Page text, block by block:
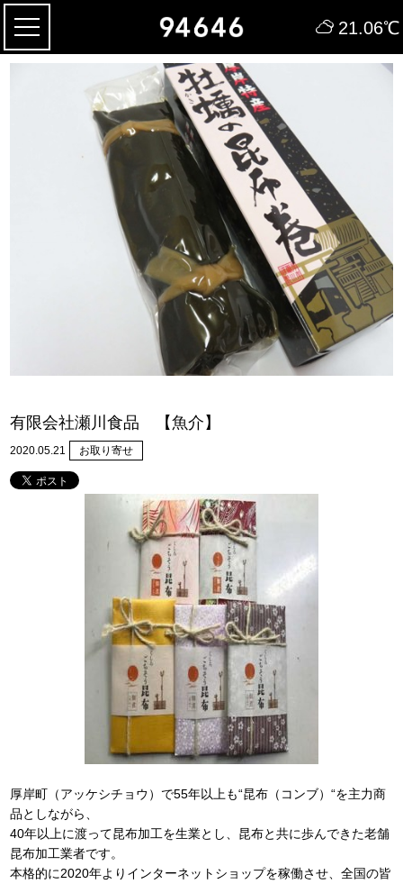
21.06℃
有限会社瀬川食品 【魚介】
2020.05.21 お取り寄せ
厚岸町（アッケシチョウ）で55年以上も“昆布（コンブ）“を主力商
品としながら、
40年以上に渡って昆布加工を生業とし、昆布と共に歩んできた老舗
昆布加工業者です。
本格的に2020年よりインターネットショップを稼働させ、全国の皆